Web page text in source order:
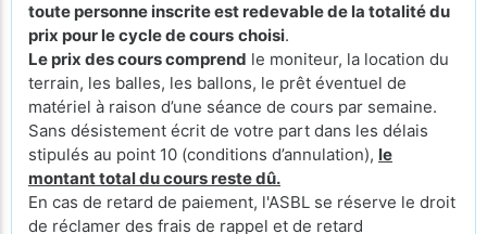
toute personne inscrite est redevable de la totalité du
prix pour le cycle de cours choisi.
Le prix des cours comprend le moniteur, la location du
terrain, les balles, les ballons, le prêt éventuel de
matériel à raison d’une séance de cours par semaine.
Sans désistement écrit de votre part dans les délais
stipulés au point 10 (conditions d’annulation), le
montant total du cours reste dû.
En cas de retard de paiement, l'ASBL se réserve le droit
de réclamer des frais de rappel et de retard